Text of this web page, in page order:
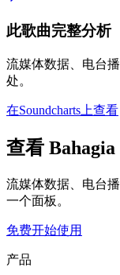
此歌曲完整分析
流媒体数据、电台
处。
在Soundcharts上查看
查看
流媒体数据、电台
一个面板。
免费开始使用
产品